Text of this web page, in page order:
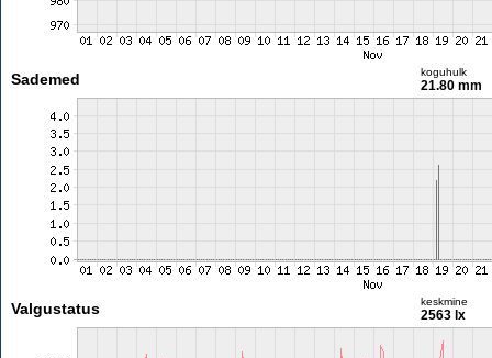
Sademed koguhulk
21.80 mm
Valgustatus keskmine
2563 lx